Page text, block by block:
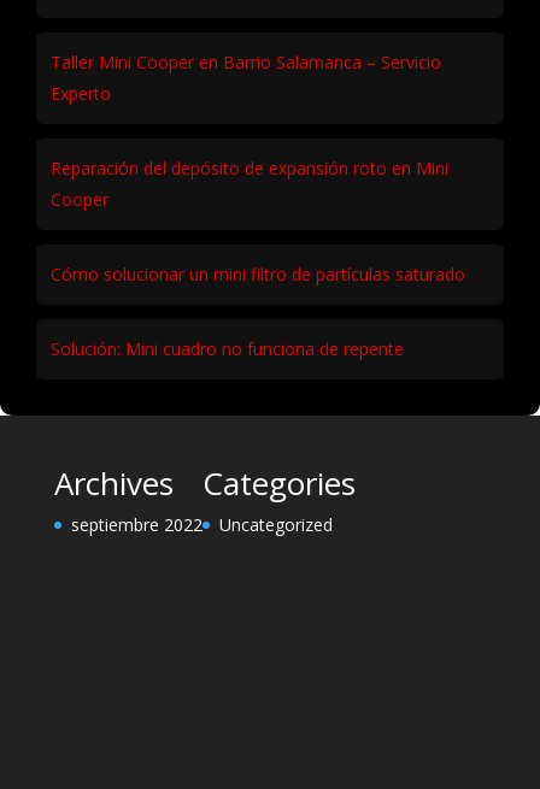
Taller Mini Cooper en Barrio Salamanca – Servicio
Experto
Reparación del depósito de expansión roto en Mini
Cooper
Cómo solucionar un mini filtro de partículas saturado
Solución: Mini cuadro no funciona de repente
Archives
septiembre 2022
Categories
Uncategorized